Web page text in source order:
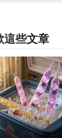
這些文章